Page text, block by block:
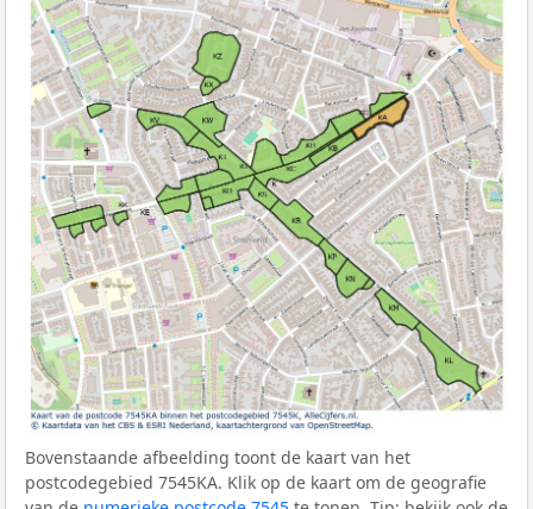
Bovenstaande afbeelding toont de kaart van het
postcodegebied 7545KA. Klik op de kaart om de geografie